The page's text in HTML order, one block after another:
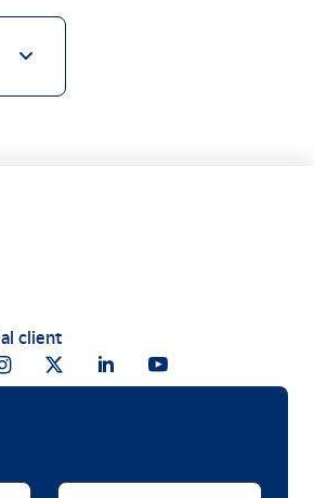
client